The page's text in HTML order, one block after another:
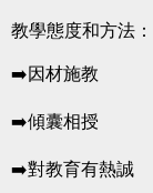
教學態度和方法：
➡️因材施教
➡️傾囊相授
➡️對教育有熱誠